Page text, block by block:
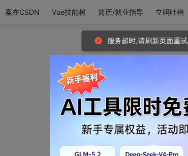
赢在CSDN Vue技能树 简历/就业指导 立码吐槽
服务超时,请刷新页面重试